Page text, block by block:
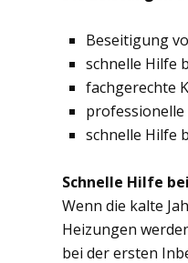
Beseitigung
schnelle Hilfe
fachgerechte
schnelle Hilfe
Schnelle Hilfe
Wenn die kalte
Heizungen
bei der ersten